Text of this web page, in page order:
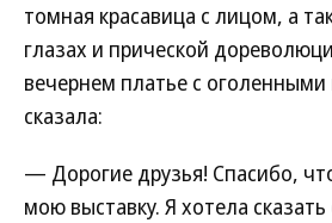
томная красавица с лицом, а
глазах и прической
вечернем платье с
сказала:
— Дорогие друзья! Спасибо,
мою выставку. Я хотела